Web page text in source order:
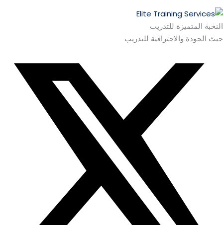
النخبة المتميزة للتدريب
حيث الجودة والاحترافية للتدريب